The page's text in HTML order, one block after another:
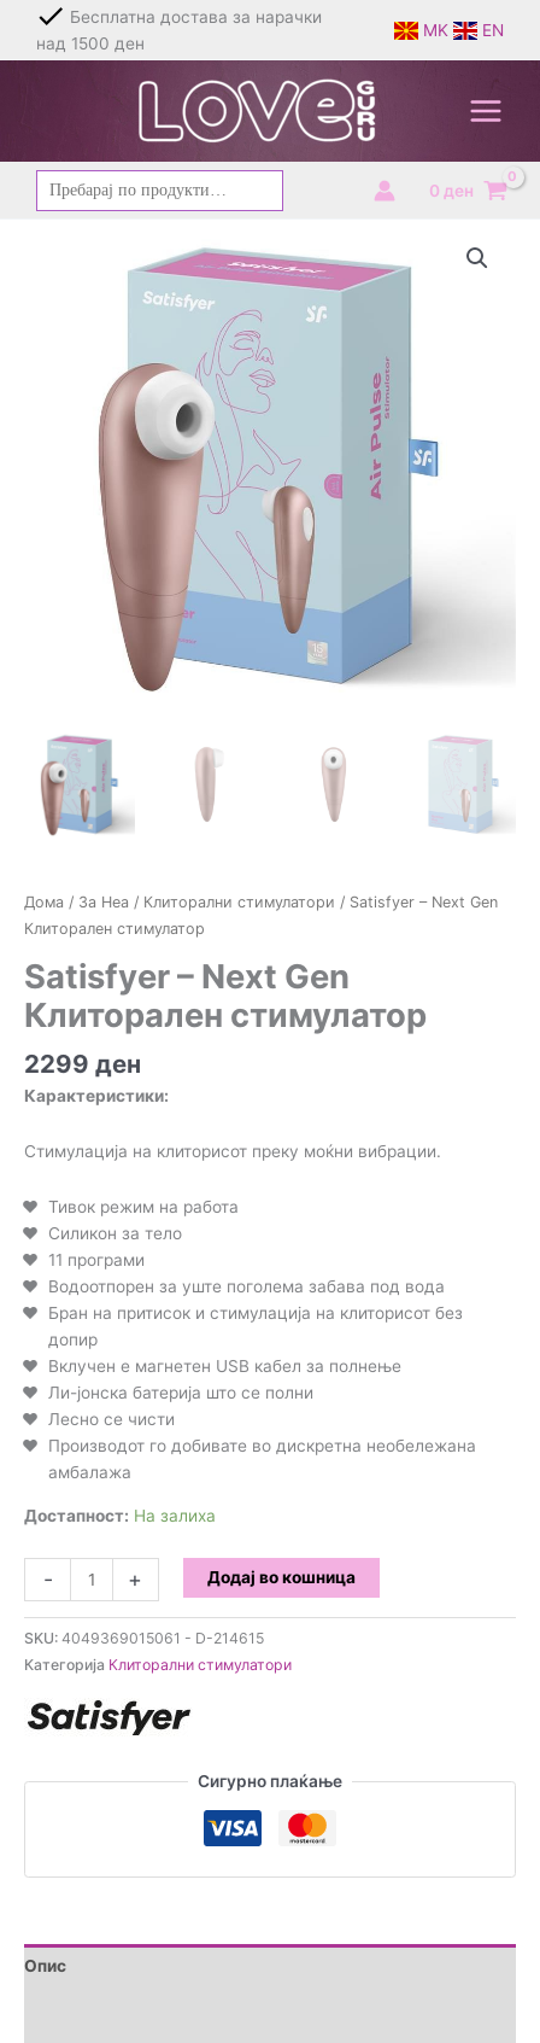
content
Бесплатна достава за нарачки
над 1500 ден
MK EN
Барај
за:
0 ден
Дома / За Неа / Клиторални стимулатори / Satisfyer – Next Gen
Клиторален стимулатор
Satisfyer – Next Gen
Клиторален стимулатор
2299 ден
Карактеристики:
Стимулација на клиторисот преку моќни вибрации.
Тивок режим на работа
Силикон за тело
11 програми
Водоотпорен за уште поголема забава под вода
Бран на притисок и стимулација на клиторисот без
допир
Вклучен е магнетен USB кабел за полнење
Ли-јонска батерија што се полни
Лесно се чисти
Производот го добивате во дискретна необележана
амбалажа
Достапност: На залиха
-
Satisfyer
-
Next
Gen
Клиторален
стимулатор
количина
+ Додај во кошница
SKU: 4049369015061 - D-214615
Категорија Клиторални стимулатори
Сигурно плаќање
Опис